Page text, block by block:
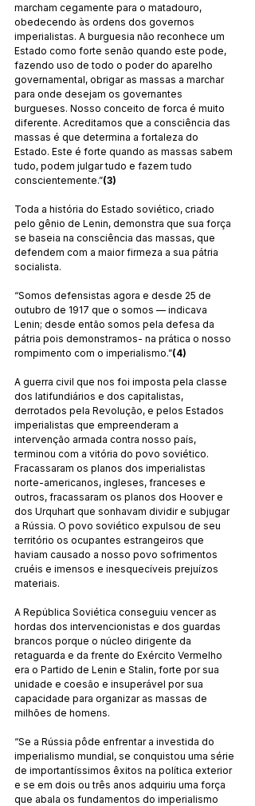
marcham cegamente para o matadouro,
obedecendo às ordens dos governos
imperialistas. A burguesia não reconhece um
Estado como forte senão quando este pode,
fazendo uso de todo o poder do aparelho
governamental, obrigar as massas a marchar
para onde desejam os governantes
burgueses. Nosso conceito de forca é muito
diferente. Acreditamos que a consciência das
massas é que determina a fortaleza do
Estado. Este é forte quando as massas sabem
tudo, podem julgar tudo e fazem tudo
conscientemente.”(3)
Toda a história do Estado soviético, criado
pelo gênio de Lenin, demonstra que sua força
se baseia na consciência das massas, que
defendem com a maior firmeza a sua pátria
socialista.
“Somos defensistas agora e desde 25 de
outubro de 1917 que o somos — indicava
Lenin; desde então somos pela defesa da
pátria pois demonstramos- na prática o nosso
rompimento com o imperialismo.”(4)
A guerra civil que nos foi imposta pela classe
dos latifundiários e dos capitalistas,
derrotados pela Revolução, e pelos Estados
imperialistas que empreenderam a
intervenção armada contra nosso país,
terminou com a vitória do povo soviético.
Fracassaram os planos dos imperialistas
norte-americanos, ingleses, franceses e
outros, fracassaram os planos dos Hoover e
dos Urquhart que sonhavam dividir e subjugar
a Rússia. O povo soviético expulsou de seu
território os ocupantes estrangeiros que
haviam causado a nosso povo sofrimentos
cruéis e imensos e inesquecíveis prejuízos
materiais.
A República Soviética conseguiu vencer as
hordas dos intervencionistas e dos guardas
brancos porque o núcleo dirigente da
retaguarda e da frente do Exército Vermelho
era o Partido de Lenin e Stalin, forte por sua
unidade e coesão e insuperável por sua
capacidade para organizar as massas de
milhões de homens.
“Se a Rússia pôde enfrentar a investida do
imperialismo mundial, se conquistou uma série
de importantíssimos êxitos na política exterior
e se em dois ou três anos adquiriu uma força
que abala os fundamentos do imperialismo